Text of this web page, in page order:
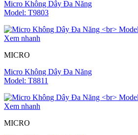
Micro Không Dây Đa Năng
Model: T9803
Xem nhanh
MICRO
Micro Không Dây Đa Năng
Model: T8811
Xem nhanh
MICRO